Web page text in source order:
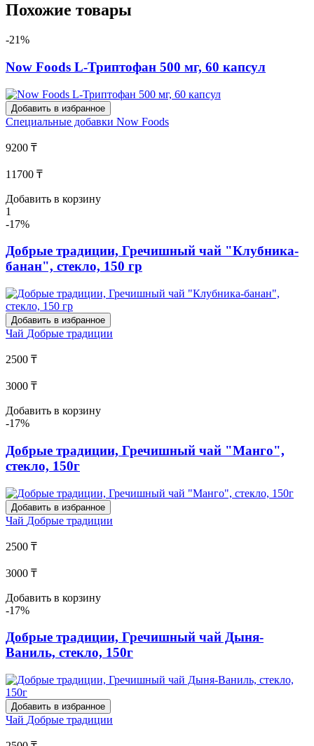
Похожие товары
-21%
Now Foods L-Триптофан 500 мг, 60 капсул
Добавить в избранное
Специальные добавки Now Foods
9200 ₸
11700 ₸
Добавить в корзину
1
-17%
Добрые традиции, Гречишный чай "Клубника-
банан", стекло, 150 гр
Добавить в избранное
Чай Добрые традиции
2500 ₸
3000 ₸
Добавить в корзину
-17%
Добрые традиции, Гречишный чай "Манго",
стекло, 150г
Добавить в избранное
Чай Добрые традиции
2500 ₸
3000 ₸
Добавить в корзину
-17%
Добрые традиции, Гречишный чай Дыня-
Ваниль, стекло, 150г
Добавить в избранное
Чай Добрые традиции